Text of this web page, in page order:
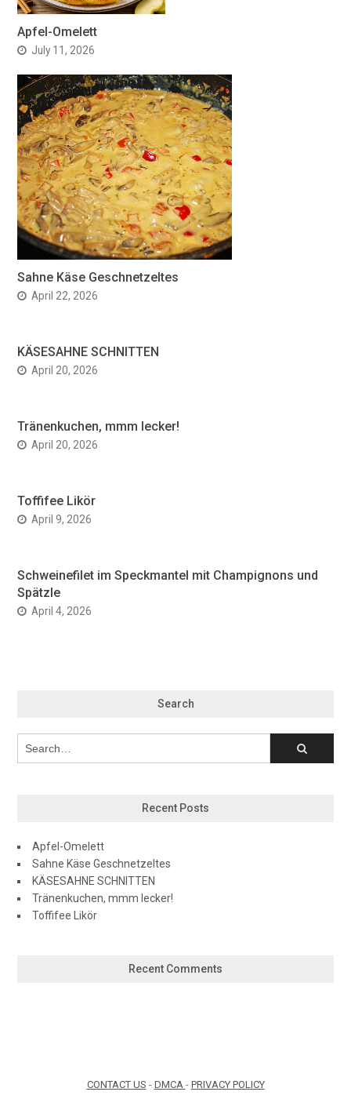
Apfel-Omelett
July 11, 2026
Sahne Käse Geschnetzeltes
April 22, 2026
KÄSESAHNE SCHNITTEN
April 20, 2026
Tränenkuchen, mmm lecker!
April 20, 2026
Toffifee Likör
April 9, 2026
Schweinefilet im Speckmantel mit Champignons und
Spätzle
April 4, 2026
Search
Recent Posts
Apfel-Omelett
Sahne Käse Geschnetzeltes
KÄSESAHNE SCHNITTEN
Tränenkuchen, mmm lecker!
Toffifee Likör
Recent Comments
CONTACT US - DMCA - PRIVACY POLICY